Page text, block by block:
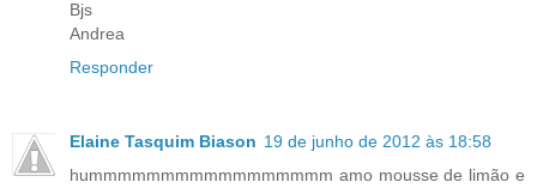
Bjs
Andrea
Responder
Elaine Tasquim Biason 19 de junho de 2012 às 18:58
hummmmmmmmmmmmmmmmm amo mousse de limão e